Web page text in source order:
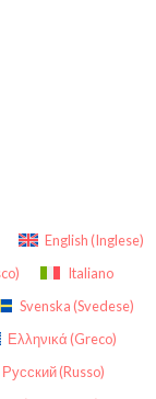
English (Inglese)
)
Italiano
Svenska (Svedese)
Ελληνικά (Greco)
Русский(Russo)